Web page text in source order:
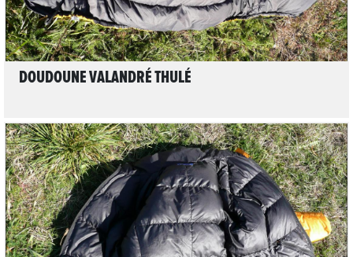
DOUDOUNE VALANDRÉ THULÉ
LIRE L'ARTICLE